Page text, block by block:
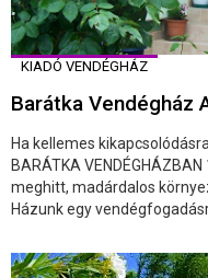
KIADÓ VENDÉGHÁZ
Barátka Vendégház
Ha kellemes
BARÁTKA
meghitt, madárdalos
Házunk egy